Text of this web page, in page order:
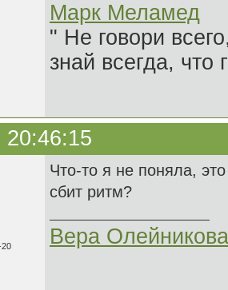
Марк Меламед
" Не говори
знай всегда, что
20:46:15
20
Что-то я не поняла,
сбит ритм?
Вера Олейникова